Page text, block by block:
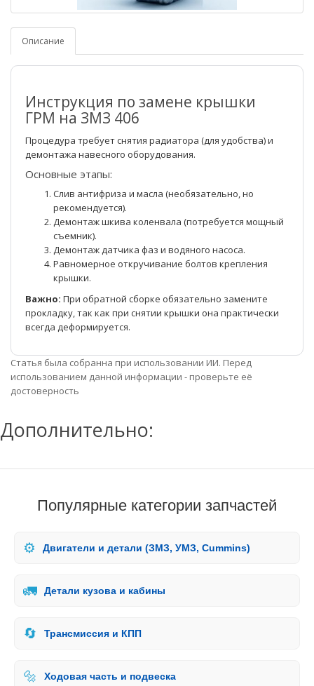
Описание
Инструкция по замене крышки
ГРМ на ЗМЗ 406
Процедура требует снятия радиатора (для удобства) и
демонтажа навесного оборудования.
Основные этапы:
Слив антифриза и масла (необязательно, но
рекомендуется).
Демонтаж шкива коленвала (потребуется мощный
съемник).
Демонтаж датчика фаз и водяного насоса.
Равномерное откручивание болтов крепления
крышки.
Важно: При обратной сборке обязательно замените
прокладку, так как при снятии крышки она практически
всегда деформируется.
Статья была собранна при использовании ИИ. Перед
использованием данной информации - проверьте её
достоверность
Дополнительно:
Популярные категории запчастей
⚙️ Двигатели и детали (ЗМЗ, УМЗ, Cummins)
🚛 Детали кузова и кабины
🔄 Трансмиссия и КПП
🔩 Ходовая часть и подвеска